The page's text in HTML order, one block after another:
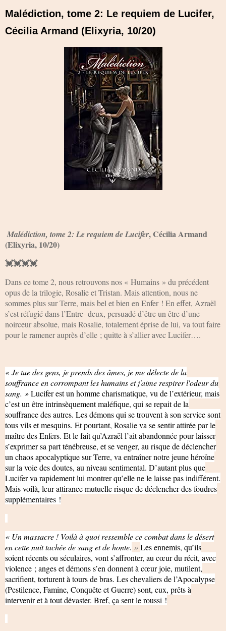
Malédiction, tome 2: Le requiem de Lucifer,
Cécilia Armand (Elixyria, 10/20)
Malédiction, tome 2: Le requiem de Lucifer, Cécilia Armand
(Elixyria, 10/20)
💓💓💓💓
Dans ce tome 2, nous retrouvons nos « Humains » du précédent
opus de la trilogie, Rosalie et Tristan. Mais attention, nous ne
sommes plus sur Terre, mais bel et bien en Enfer ! En effet, Azraël
s’est réfugié dans l’Entre- deux, persuadé d’être un être d’une
noirceur absolue, mais Rosalie, totalement éprise de lui, va tout faire
pour le ramener auprès d’elle ; quitte à s’allier avec Lucifer….
« Je tue des gens, je prends des âmes, je me délecte de la
souffrance en corrompant les humains et j'aime respirer l'odeur du
sang. »Lucifer est un homme charismatique, vu de l’extérieur, mais
c’est un être intrinsèquement maléfique, qui se repait de la
souffrance des autres. Les démons qui se trouvent à son service sont
tous vils et mesquins. Et pourtant, Rosalie va se sentir attirée par le
maître des Enfers. Et le fait qu’Azraël l’ait abandonnée pour laisser
s’exprimer sa part ténébreuse, et se venger, au risque de déclencher
un chaos apocalyptique sur Terre, va entraîner notre jeune héroïne
sur la voie des doutes, au niveau sentimental. D’autant plus que
Lucifer va rapidement lui montrer qu’elle ne le laisse pas indifférent.
Mais voilà, leur attirance mutuelle risque de déclencher des foudres
supplémentaires !
« Un massacre ! Voilà à quoi ressemble ce combat dans le désert
en cette nuit tachée de sang et de honte. »Les ennemis, qu’ils
soient récents ou séculaires, vont s’affronter, au cœur du récit, avec
violence ; anges et démons s’en donnent à cœur joie, mutilent,
sacrifient, torturent à tours de bras. Les chevaliers de l’Apocalypse
(Pestilence, Famine, Conquête et Guerre) sont, eux, prêts à
intervenir et à tout dévaster. Bref, ça sent le roussi !